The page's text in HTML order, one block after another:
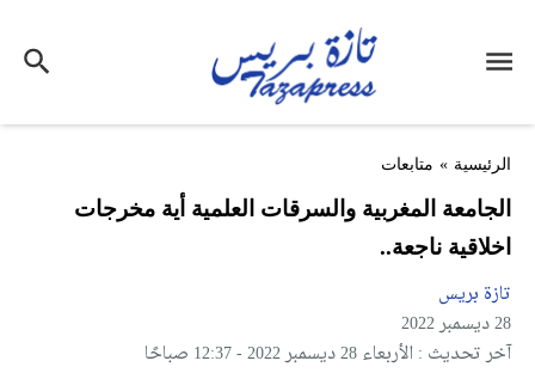
الرئيسية » متابعات
الجامعة المغربية والسرقات العلمية أية مخرجات
اخلاقية ناجعة..
تازة بريس
28 ديسمبر 2022
آخر تحديث : الأربعاء 28 ديسمبر 2022 - 12:37 صباحًا